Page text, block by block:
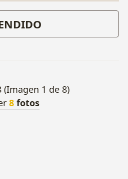
8 fotos